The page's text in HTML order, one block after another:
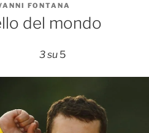
FONTANA
del mondo
3 su5